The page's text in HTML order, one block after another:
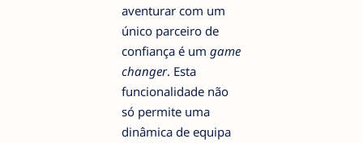
aventurar com um
único parceiro de
confiança é um game
changer. Esta
funcionalidade não
só permite uma
dinâmica de equipa